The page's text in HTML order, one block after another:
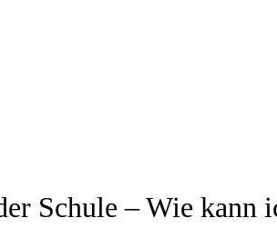
Schule – Wie kann